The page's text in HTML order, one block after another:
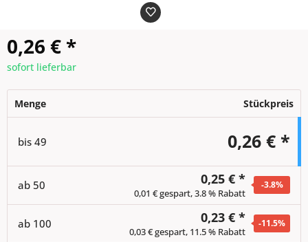
0,26 € *
sofort lieferbar
Menge Stückpreis
bis 49 0,26 € *
ab 50 0,25 € *
0,01 € gespart, 3.8 % Rabatt
-3.8%
ab 100 0,23 € *
0,03 € gespart, 11.5 % Rabatt
-11.5%